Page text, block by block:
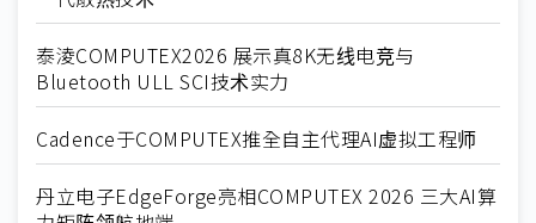
泰淩COMPUTEX2026 展示真8K无线电竞与
Bluetooth ULL SCI技术实力
Cadence于COMPUTEX推全自主代理AI虚拟工程师
丹立电子EdgeForge亮相COMPUTEX 2026 三大AI算